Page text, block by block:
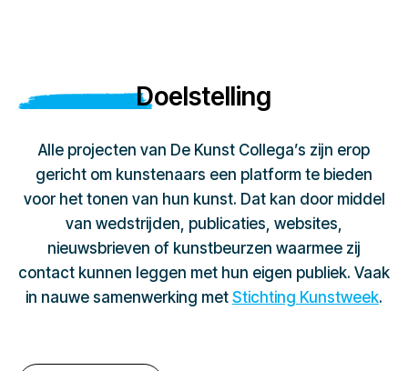
Doelstelling
Alle projecten van De Kunst Collega’s zijn erop
gericht om kunstenaars een platform te bieden
voor het tonen van hun kunst. Dat kan door middel
van wedstrijden, publicaties, websites,
nieuwsbrieven of kunstbeurzen waarmee zij
contact kunnen leggen met hun eigen publiek. Vaak
in nauwe samenwerking met Stichting Kunstweek.